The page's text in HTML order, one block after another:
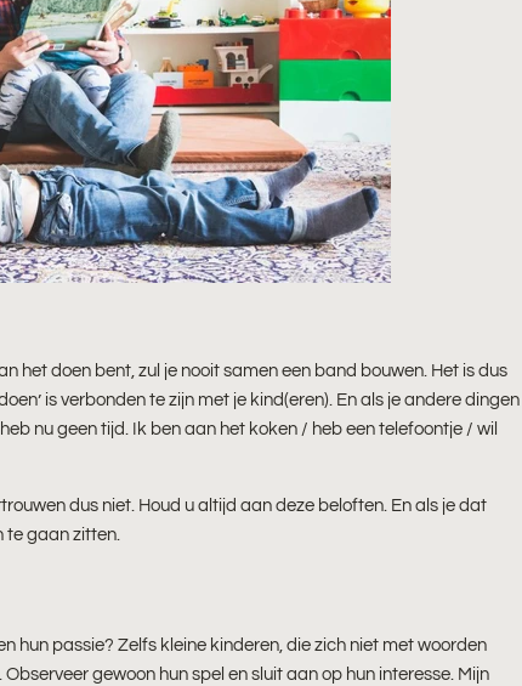
het doen bent, zul je nooit samen een band bouwen. Het is dus
is verbonden te zijn met je kind(eren). En als je andere dingen
nu geen tijd. Ik ben aan het koken / heb een telefoontje / wil
dus niet. Houd u altijd aan deze beloften. En als je dat
gaan zitten.
hun passie? Zelfs kleine kinderen, die zich niet met woorden
gewoon hun spel en sluit aan op hun interesse. Mijn